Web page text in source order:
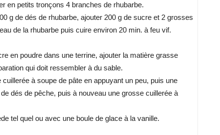
en petits tronçons 4 branches de rhubarbe.
g de dés de rhubarbe, ajouter 200 g de sucre et 2 grosses
de la rhubarbe puis cuire environ 20 min. à feu vif.
en poudre dans une terrine, ajouter la matière grasse
qui doit ressembler à du sable.
à soupe de pâte en appuyant un peu, puis une
dés de pêche, puis à nouveau une grosse cuillerée à
tel quel ou avec une boule de glace à la vanille.